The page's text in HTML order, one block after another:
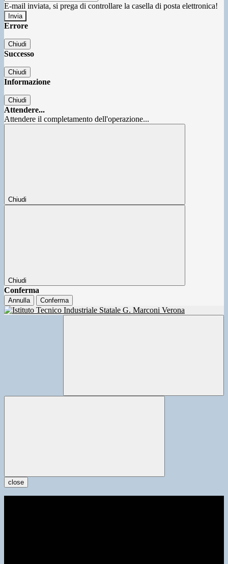
E-mail inviata, si prega di controllare la casella di posta elettronica!
Errore
Chiudi
Successo
Chiudi
Informazione
Chiudi
Attendere...
Attendere il completamento dell'operazione...
Chiudi
Chiudi
Conferma
Annulla Conferma
close